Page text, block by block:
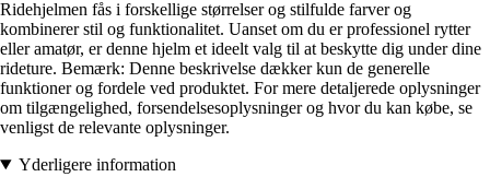
Ridehjelmen fås i forskellige størrelser og stilfulde farver og
kombinerer stil og funktionalitet. Uanset om du er professionel rytter
eller amatør, er denne hjelm et ideelt valg til at beskytte dig under dine
rideture. Bemærk: Denne beskrivelse dækker kun de generelle
funktioner og fordele ved produktet. For mere detaljerede oplysninger
om tilgængelighed, forsendelsesoplysninger og hvor du kan købe, se
venligst de relevante oplysninger.
Yderligere information